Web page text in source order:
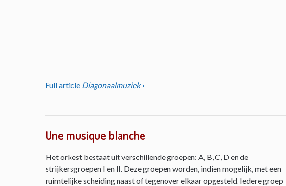
Full article Diagonaalmuziek
Une musique blanche
Het orkest bestaat uit verschillende groepen: A, B, C, D en de
strijkersgroepen I en II. Deze groepen worden, indien mogelijk, met een
ruimtelijke scheiding naast of tegenover elkaar opgesteld. Iedere groep